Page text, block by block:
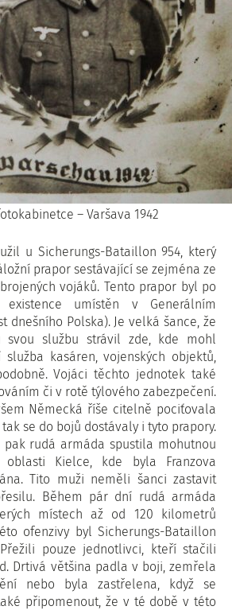
– Varšava 1942
u Sicherungs-Bataillon 954, který
prapor sestávající se zejména ze
vojáků. Tento prapor byl po
umístěn v Generálním
dnešního Polska). Je velká šance, že
svou službu strávil zde, kde mohl
kasáren, vojenských objektů,
Vojáci těchto jednotek také
či v rotě týlového zabezpečení.
Německá říše citelně pociťovala
se do bojů dostávaly i tyto prapory.
pak rudá armáda spustila mohutnou
Kielce, kde byla Franzova
Tito muži neměli šanci zastavit
Během pár dní rudá armáda
místech až od 120 kilometrů
ofenzivy byl Sicherungs-Bataillon
pouze jednotlivci, kteří stačili
Drtivá většina padla v boji, zemřela
nebo byla zastřelena, když se
připomenout, že v té době v této